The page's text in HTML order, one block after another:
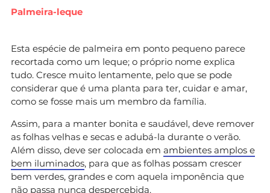
Palmeira-leque
Esta espécie de palmeira em ponto pequeno parece
recortada como um leque; o próprio nome explica
tudo. Cresce muito lentamente, pelo que se pode
considerar que é uma planta para ter, cuidar e amar,
como se fosse mais um membro da família.
Assim, para a manter bonita e saudável, deve remover
as folhas velhas e secas e adubá-la durante o verão.
Além disso, deve ser colocada em ambientes amplos e
bem iluminados, para que as folhas possam crescer
bem verdes, grandes e com aquela imponência que
não passa nunca despercebida.